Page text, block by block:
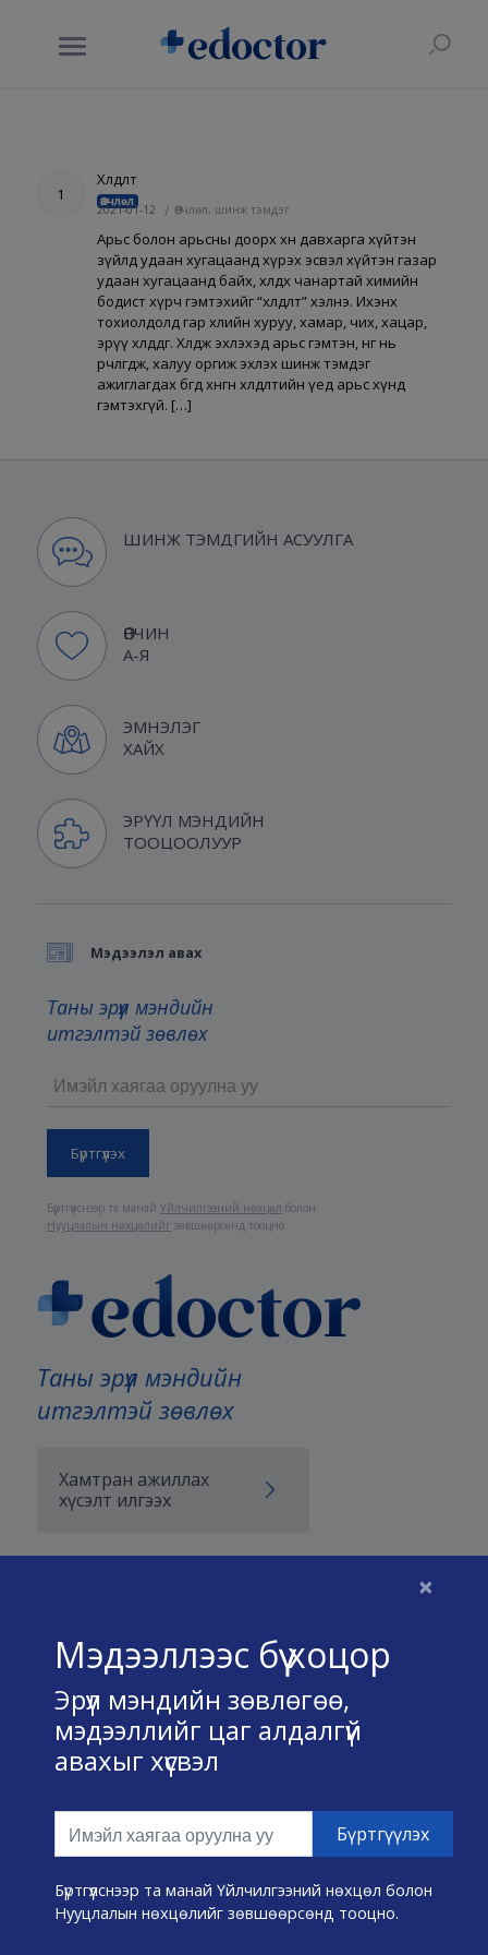
1
Хөлдөлт
Өвчлөл
2021-01-12 / Өвчлөл, шинж тэмдэг
Арьс болон арьсны доорх өөхөн давхарга хүйтэн
зүйлд удаан хугацаанд хүрэх эсвэл хүйтэн газар
удаан хугацаанд байх, хөлдөөх чанартай химийн
бодист хүрч гэмтэхийг “хөлдөлт” хэлнэ. Ихэнх
тохиолдолд гар хөлийн хуруу, хамар, чих, хацар,
эрүү хөлддөг. Хөлдөж эхлэхэд арьс гэмтэн, өнгө нь
өөрчлөгдөж, халуу оргиж эхлэх шинж тэмдэг
ажиглагдах бөгөөд хөнгөн хөлдөлтийн үед арьс хүнд
гэмтэхгүй. […]
×
Мэдээллээс бүү хоцор
Эрүүл мэндийн зөвлөгөө,
мэдээллийг цаг алдалгүй
авахыг хүсвэл
Бүртгүүлснээр та манай Үйлчилгээний нөхцөл болон
Нууцлалын нөхцөлийг зөвшөөрсөнд тооцно.
ШИНЖ ТЭМДГИЙН АСУУЛГА
ӨВЧИН
А-Я
ЭМНЭЛЭГ
ХАЙХ
ЭРҮҮЛ МЭНДИЙН
ТООЦООЛУУР
Таны эрүүл мэндийн
итгэлтэй зөвлөх
Хамтран ажиллах
хүсэлт илгээх
Үйлчилгээний нөхцөл
Нууц хадгалах тухай
Холбоо барих
Өвчин А-Я
Эмнэлэг хайх
Эрүүл мэндийн хэрэгслүүд
Мэдээлэл авах
Таны эрүүл мэндийн
итгэлтэй зөвлөх
Бүртгүүлснээр та манайҮйлчилгээний нөхцөл болон
Нууцлалын нөхцөлийг зөвшөөрсөнд тооцно.